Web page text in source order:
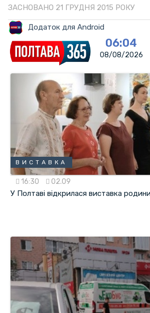
ЗАСНОВАНО 21 ГРУДНЯ 2015 РОКУ
Додаток для Android
06:04
08/08/2026
ВИСТАВКА
16:30 02.09
У Полтаві відкрилася виставка